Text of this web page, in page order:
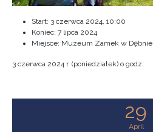
Start: 3 czerwca 2024, 10:00
Koniec: 7 lipca 2024
Miejsce: Muzeum Zamek w Dębnie
3 czerwca 2024 r. (poniedziałek) o godz.
29
April